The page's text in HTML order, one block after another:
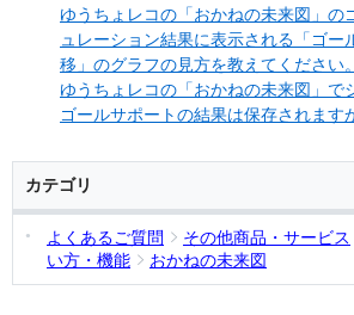
ゆうちょレコの「おかねの未来図」の
ュレーション結果に表示される「ゴー
移」のグラフの見方を教えてください。
ゆうちょレコの「おかねの未来図」で
ゴールサポートの結果は保存されます
カテゴリ
よくあるご質問 その他商品・サービス
い方・機能
おかねの未来図